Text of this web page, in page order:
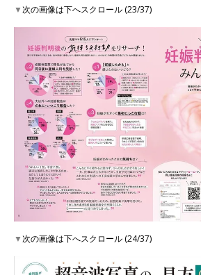
▼次の画像は下へスクロール (23/37)
▼次の画像は下へスクロール (24/37)